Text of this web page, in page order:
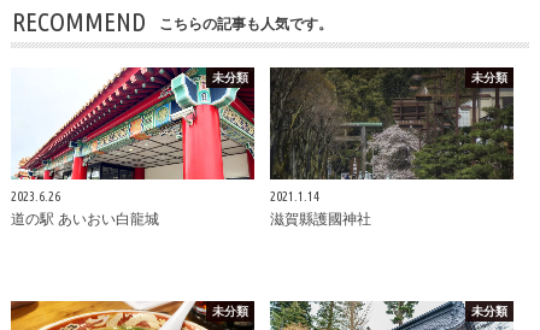
RECOMMEND こちらの記事も人気です。
未分類
2023.6.26
道の駅 あいおい白龍城
未分類
2021.1.14
滋賀縣護國神社
未分類 未分類